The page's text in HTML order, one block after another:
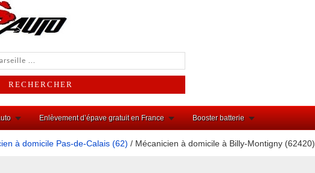
Enlèvement d’épave gratuit en France Booster batterie
à domicile Pas-de-Calais (62) / Mécanicien à domicile à Billy-Montigny (62420)